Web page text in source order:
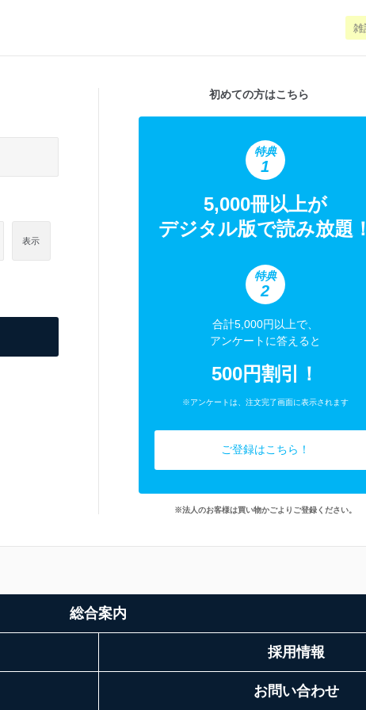
表示
初めての方はこちら
特典
1
5,000冊以上が
デジタル版で読み放題！
特典
2
合計5,000円以上で、
アンケートに答えると
500円割引！
※アンケートは、注文完了画面に表示されます
ご登録はこちら！
※法人のお客様は買い物かごよりご登録ください。
総合案内
採用情報
お問い合わせ